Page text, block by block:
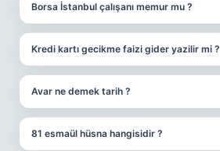
Borsa İstanbul çalışanı memur mu ?
Kredi kartı gecikme faizi gider yazilir mi ?
Avar ne demek tarih ?
81 esmaül hüsna hangisidir ?